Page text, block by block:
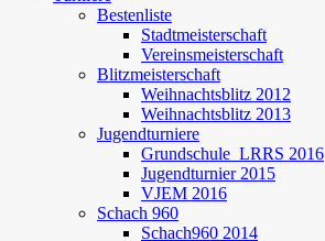
Bestenliste
Stadtmeisterschaft
Vereinsmeisterschaft
Blitzmeisterschaft
Weihnachtsblitz 2012
Weihnachtsblitz 2013
Jugendturniere
Grundschule_LRRS 2016
Jugendturnier 2015
VJEM 2016
Schach 960
Schach960 2014